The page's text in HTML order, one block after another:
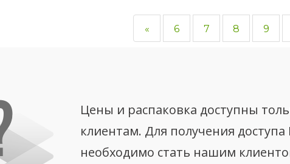
« 6 7 8 9
Цены и распаковка доступны
клиентам. Для получения доступа
необходимо стать нашим